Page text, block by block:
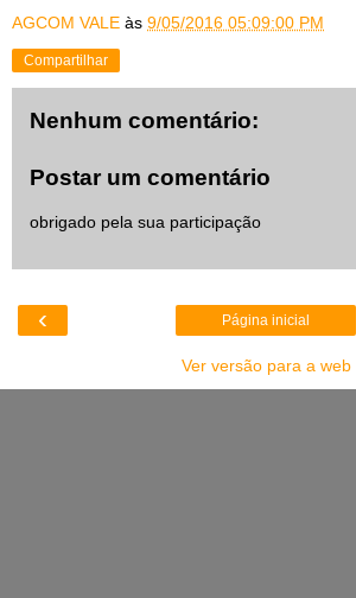
AGCOM VALE às 9/05/2016 05:09:00 PM
Compartilhar
Nenhum comentário:
Postar um comentário
obrigado pela sua participação
‹ Página inicial
Ver versão para a web